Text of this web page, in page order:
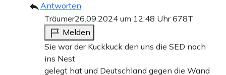
Antworten
Träumer26.09.2024 um 12:48 Uhr678T
Melden
Sie war der Kuckkuck den uns die SED noch
ins Nest
gelegt hat und Deutschland gegen die Wand